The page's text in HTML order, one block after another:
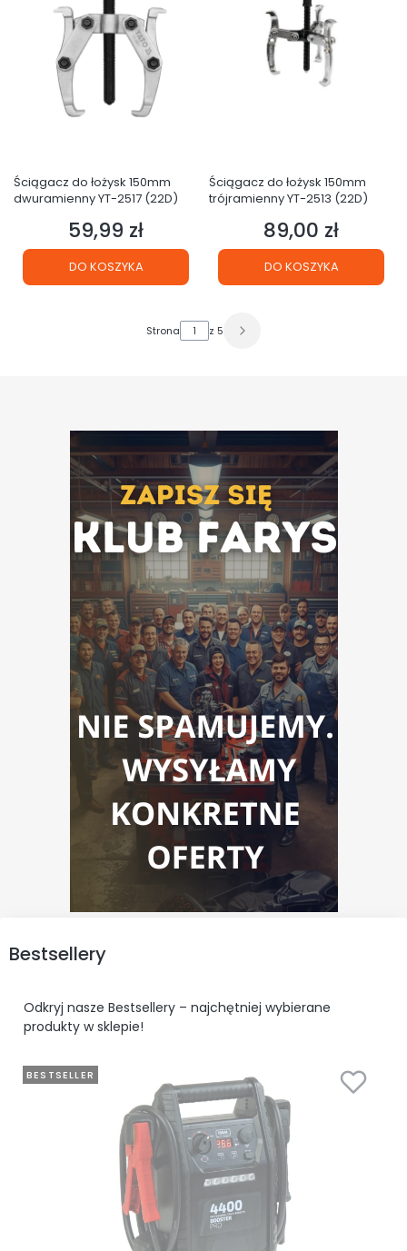
Ściągacz do łożysk 150mm
dwuramienny YT-2517 (22D)
Cena
59,99 zł
DO KOSZYKA
Ściągacz do łożysk 150mm
trójramienny YT-2513 (22D)
Cena
89,00 zł
DO KOSZYKA
Strona z 5
Bestsellery
Odkryj nasze Bestsellery – najchętniej wybierane
produkty w sklepie!
BESTSELLER